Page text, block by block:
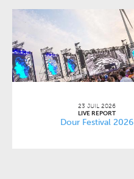
23 JUIL 2026
LIVE REPORT
Dour Festival 2026